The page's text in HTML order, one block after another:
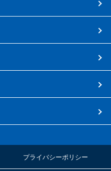
プライバシーポリシー